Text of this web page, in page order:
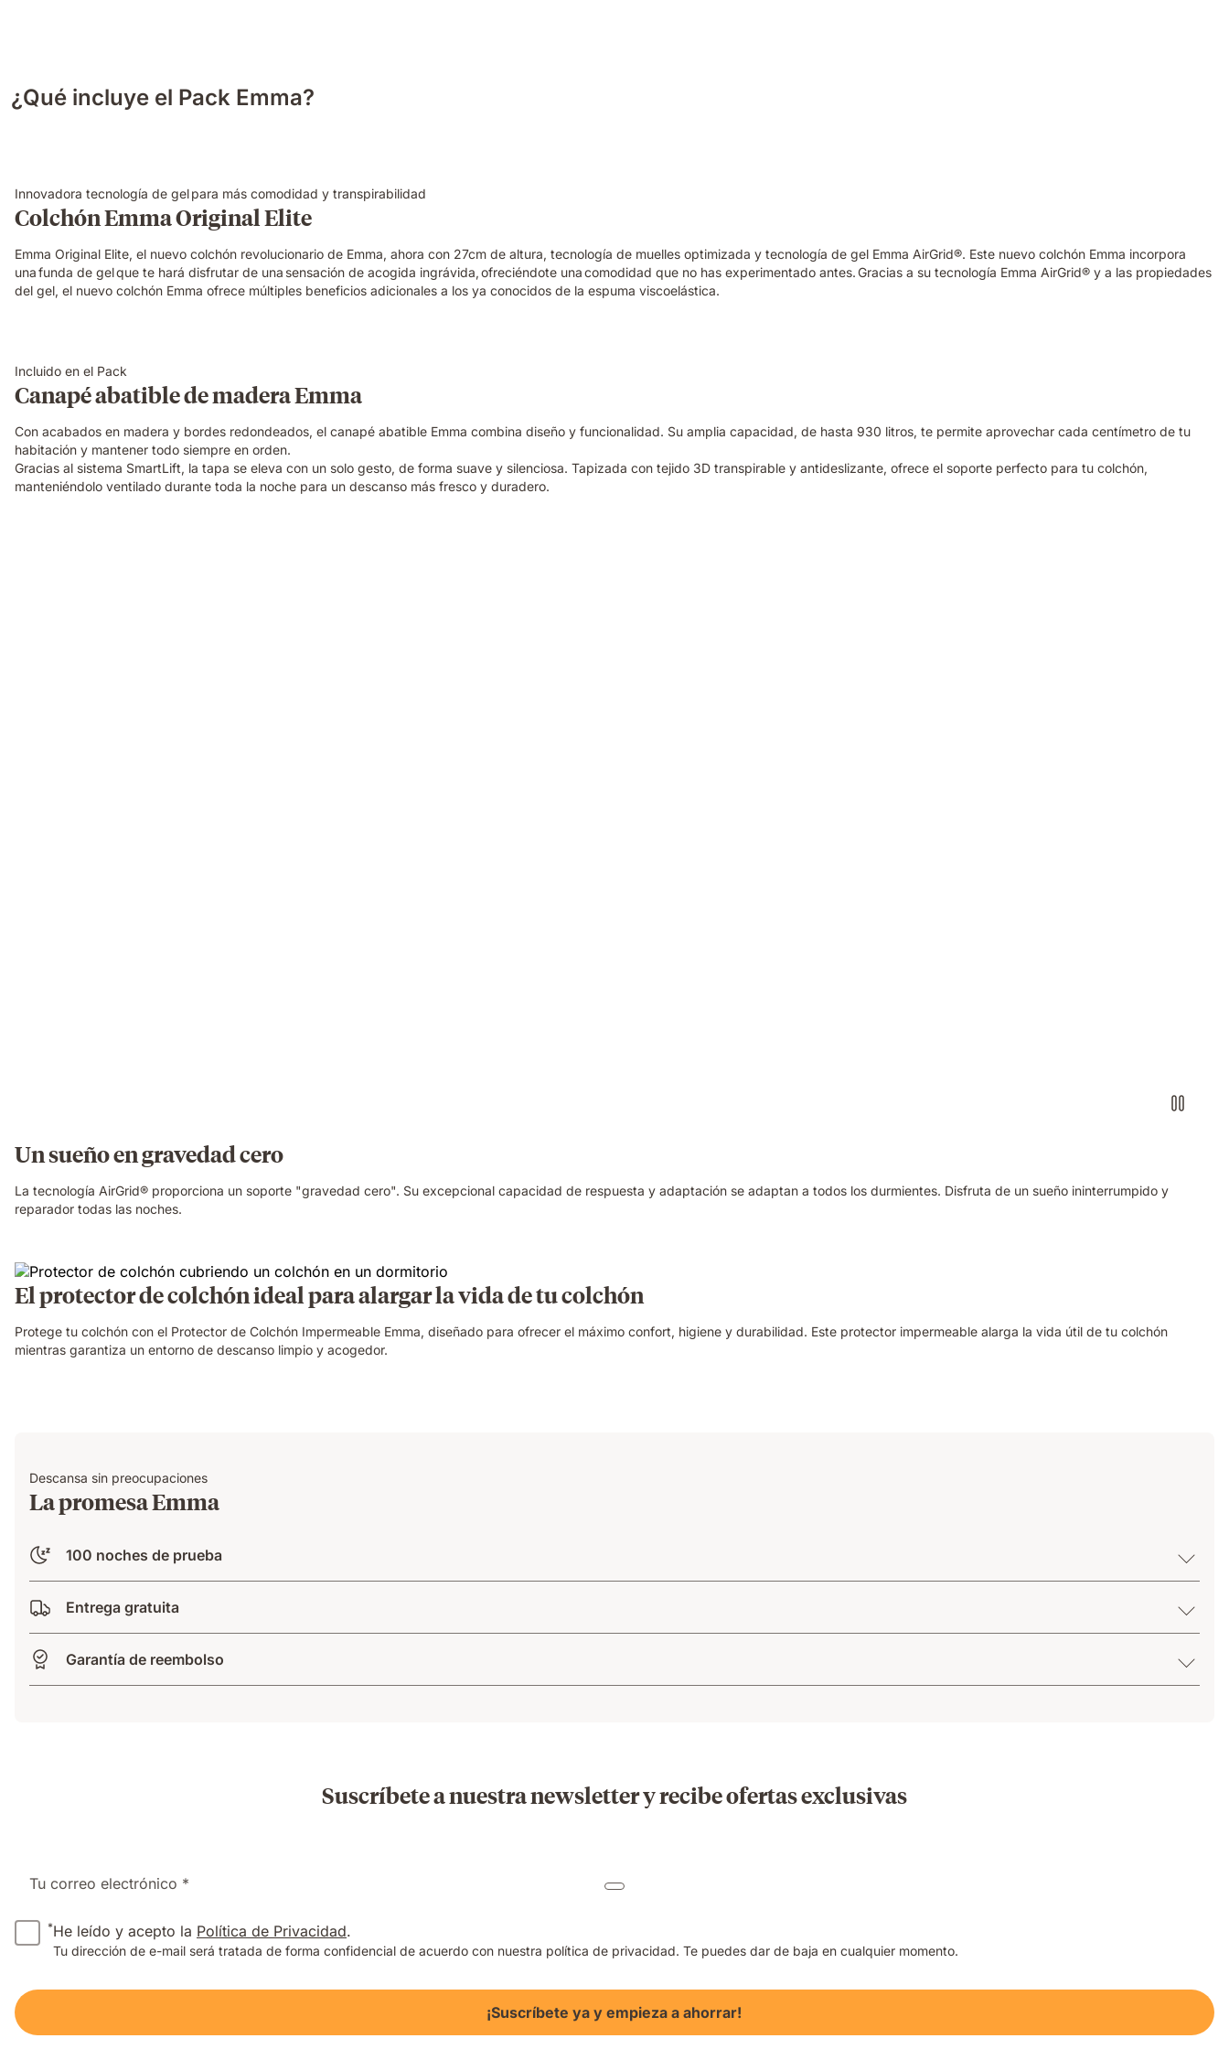
¿Qué incluye el Pack Emma?
Innovadora tecnología de gel para más comodidad y transpirabilidad
Colchón Emma Original Elite
Emma Original Elite, el nuevo colchón revolucionario de Emma, ahora con 27cm de altura, tecnología de muelles optimizada y tecnología de gel Emma AirGrid®. Este nuevo colchón Emma incorpora
una funda de gel que te hará disfrutar de una sensación de acogida ingrávida, ofreciéndote una comodidad que no has experimentado antes. Gracias a su tecnología Emma AirGrid® y a las propiedades
del gel, el nuevo colchón Emma ofrece múltiples beneficios adicionales a los ya conocidos de la espuma viscoelástica.
Incluido en el Pack
Canapé abatible de madera Emma
Con acabados en madera y bordes redondeados, el canapé abatible Emma combina diseño y funcionalidad. Su amplia capacidad, de hasta 930 litros, te permite aprovechar cada centímetro de tu
habitación y mantener todo siempre en orden.
Gracias al sistema SmartLift, la tapa se eleva con un solo gesto, de forma suave y silenciosa. Tapizada con tejido 3D transpirable y antideslizante, ofrece el soporte perfecto para tu colchón,
manteniéndolo ventilado durante toda la noche para un descanso más fresco y duradero.
Un sueño en gravedad cero
La tecnología AirGrid® proporciona un soporte "gravedad cero". Su excepcional capacidad de respuesta y adaptación se adaptan a todos los durmientes. Disfruta de un sueño ininterrumpido y
reparador todas las noches.
El protector de colchón ideal para alargar la vida de tu colchón
Protege tu colchón con el Protector de Colchón Impermeable Emma, diseñado para ofrecer el máximo confort, higiene y durabilidad. Este protector impermeable alarga la vida útil de tu colchón
mientras garantiza un entorno de descanso limpio y acogedor.
Descansa sin preocupaciones
La promesa Emma
100 noches de prueba
Entrega gratuita
Garantía de reembolso
Suscríbete a nuestra newsletter y recibe ofertas exclusivas
Tu correo electrónico *
*He leído y acepto la Política de Privacidad.
Tu dirección de e-mail será tratada de forma confidencial de acuerdo con nuestra política de privacidad. Te puedes dar de baja en cualquier momento.
¡Suscríbete ya y empieza a ahorrar!